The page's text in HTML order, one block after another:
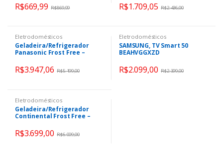
R$669,99 R$869,99 R$1.709,05 R$2.436,00
Eletrodomésticos
Geladeira/Refrigerador
Panasonic Frost Free –
BB41GV1BA
R$3.947,06 R$5.199,00
Eletrodomésticos
SAMSUNG, TV Smart 50
BEAHVGGXZD
R$2.099,00 R$2.399,00
Eletrodomésticos
Geladeira/Refrigerador
Continental Frost Free –
21L Branco MC21B
R$3.699,00 R$6.009,00